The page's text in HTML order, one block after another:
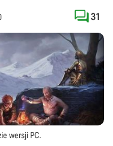
31
wersji PC.